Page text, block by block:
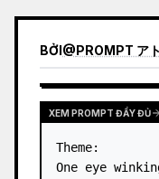
BỞI@PROMPT アト
XEM PROMPT ĐẦY ĐỦ
Theme:
One eye